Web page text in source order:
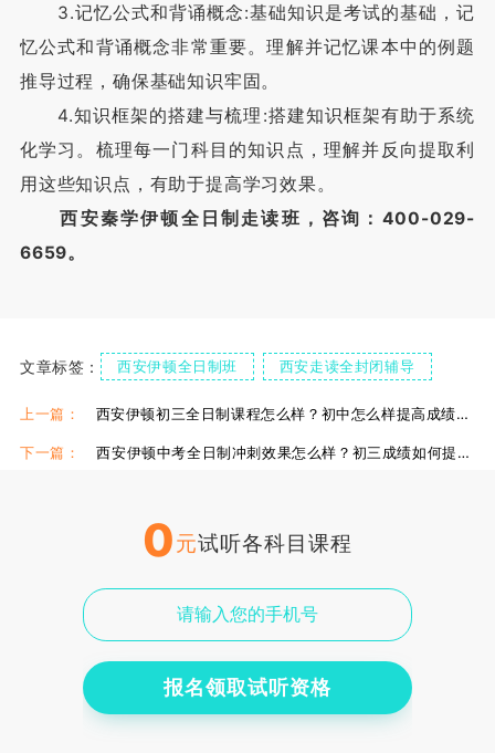
3.记忆公式和背诵概念:基础知识是考试的基础，记
忆公式和背诵概念非常重要。理解并记忆课本中的例题
推导过程，确保基础知识牢固。
4.知识框架的搭建与梳理:搭建知识框架有助于系统
化学习。梳理每一门科目的知识点，理解并反向提取利
用这些知识点，有助于提高学习效果。
西安秦学伊顿全日制走读班，咨询：400-029-
6659。
文章标签： 西安伊顿全日制班 西安走读全封闭辅导
伊顿全日制补习学校
上一篇： 西安伊顿初三全日制课程怎么样？初中怎么样提高成绩方法!
下一篇： 西安伊顿中考全日制冲刺效果怎么样？初三成绩如何提升？
0元试听各科目课程
报名领取试听资格